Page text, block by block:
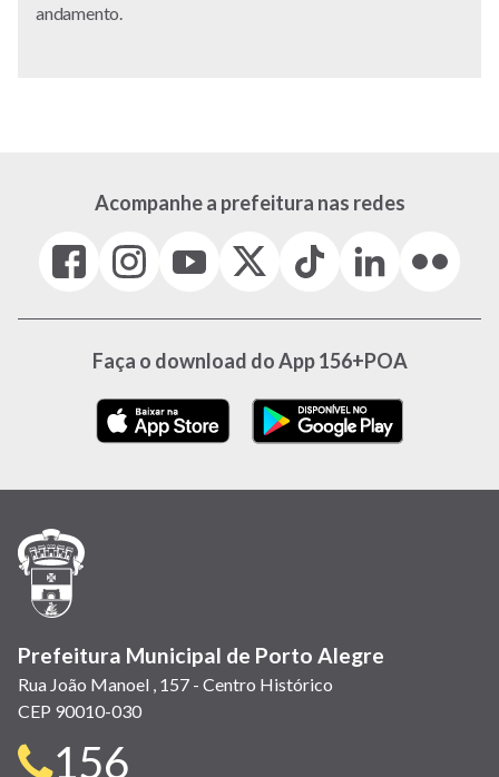
andamento.
Acompanhe a prefeitura nas redes
Facebook
(link
em
Instagram
(link
em
nova
janela)
(link
em
nova
(Antigo
(link
abre
nova
janela)
Tiktok
(link
em
nova
janela)
LinkedIn
(link
em
nova
(link
em
nova
Faça o download do App 156+POA
Prefeitura Municipal de Porto Alegre
Rua João Manoel , 157 - Centro Histórico
CEP 90010-030
Telefone
156